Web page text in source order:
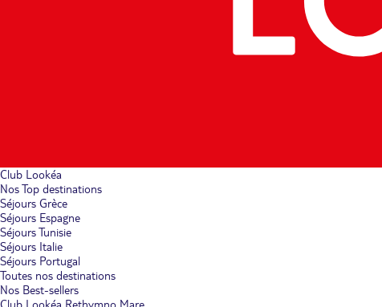
Club Lookéa
Nos Top destinations
Séjours Grèce
Séjours Espagne
Séjours Tunisie
Séjours Italie
Séjours Portugal
Toutes nos destinations
Nos Best-sellers